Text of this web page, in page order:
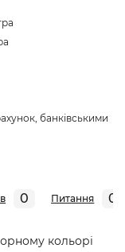
банківськими
0 Питання 0
кольорі